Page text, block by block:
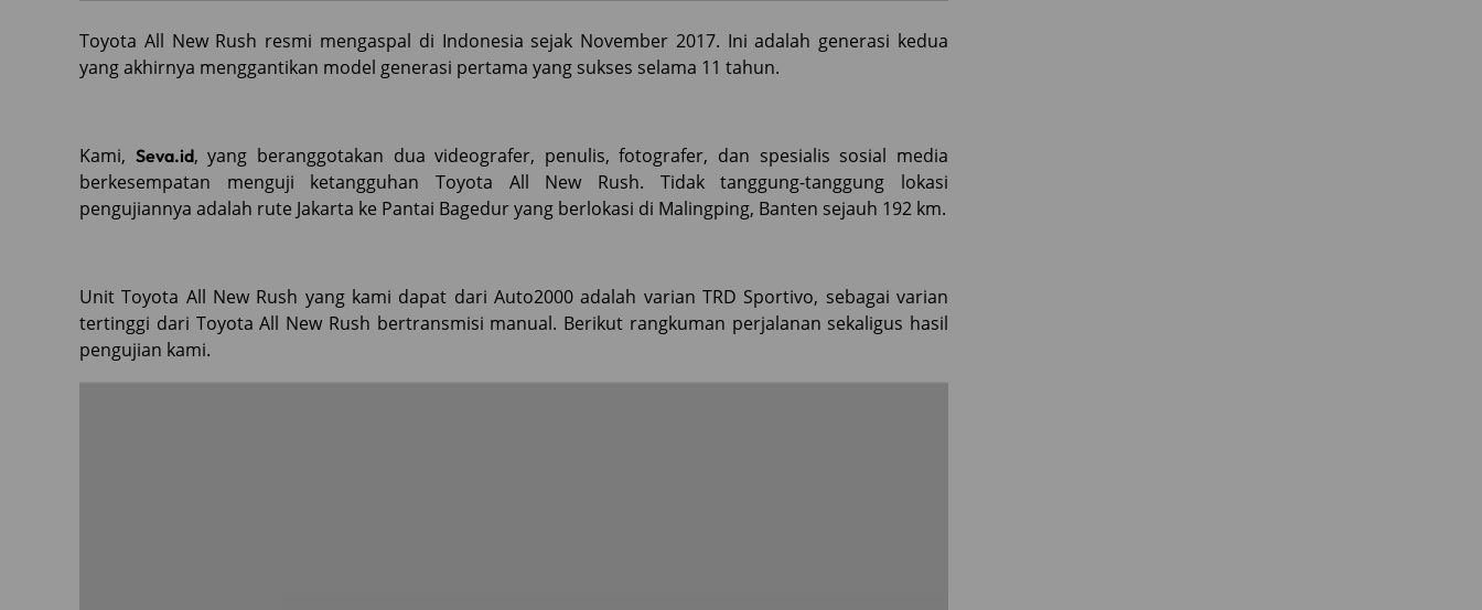
Toyota All New Rush resmi mengaspal di Indonesia sejak November 2017. Ini adalah generasi kedua
yang akhirnya menggantikan model generasi pertama yang sukses selama 11 tahun.
Kami, Seva.id, yang beranggotakan dua videografer, penulis, fotografer, dan spesialis sosial media
berkesempatan menguji ketangguhan Toyota All New Rush. Tidak tanggung-tanggung lokasi
pengujiannya adalah rute Jakarta ke Pantai Bagedur yang berlokasi di Malingping, Banten sejauh 192 km.
Unit Toyota All New Rush yang kami dapat dari Auto2000 adalah varian TRD Sportivo, sebagai varian
tertinggi dari Toyota All New Rush bertransmisi manual. Berikut rangkuman perjalanan sekaligus hasil
pengujian kami.